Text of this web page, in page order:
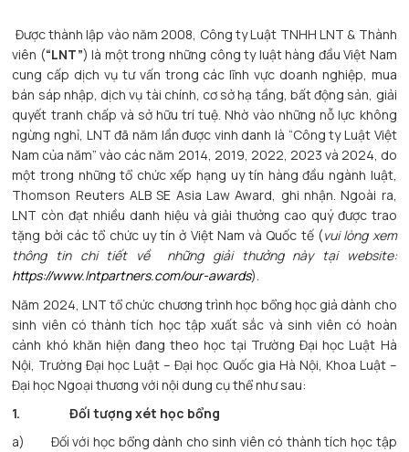
Được thành lập vào năm 2008, Công ty Luật TNHH LNT & Thành
viên (“LNT”) là một trong những công ty luật hàng đầu Việt Nam
cung cấp dịch vụ tư vấn trong các lĩnh vực doanh nghiệp, mua
bán sáp nhập, dịch vụ tài chính, cơ sở hạ tầng, bất động sản, giải
quyết tranh chấp và sở hữu trí tuệ. Nhờ vào những nỗ lực không
ngừng nghỉ, LNT đã năm lần được vinh danh là “Công ty Luật Việt
Nam của năm” vào các năm 2014, 2019, 2022, 2023 và 2024, do
một trong những tổ chức xếp hạng uy tín hàng đầu ngành luật,
Thomson Reuters ALB SE Asia Law Award, ghi nhận. Ngoài ra,
LNT còn đạt nhiều danh hiệu và giải thưởng cao quý được trao
tặng bởi các tổ chức uy tín ở Việt Nam và Quốc tế (vui lòng xem
thông tin chi tiết về những giải thưởng này tại website:
https://www.lntpartners.com/our-awards).
Năm 2024, LNT tổ chức chương trình học bổng học giả dành cho
sinh viên có thành tích học tập xuất sắc và sinh viên có hoàn
cảnh khó khăn hiện đang theo học tại Trường Đại học Luật Hà
Nội, Trường Đại học Luật – Đại học Quốc gia Hà Nội, Khoa Luật –
Đại học Ngoại thương với nội dung cụ thể như sau:
1.
Đối tượng xét học bổng
a) Đối với học bổng dành cho sinh viên có thành tích học tập